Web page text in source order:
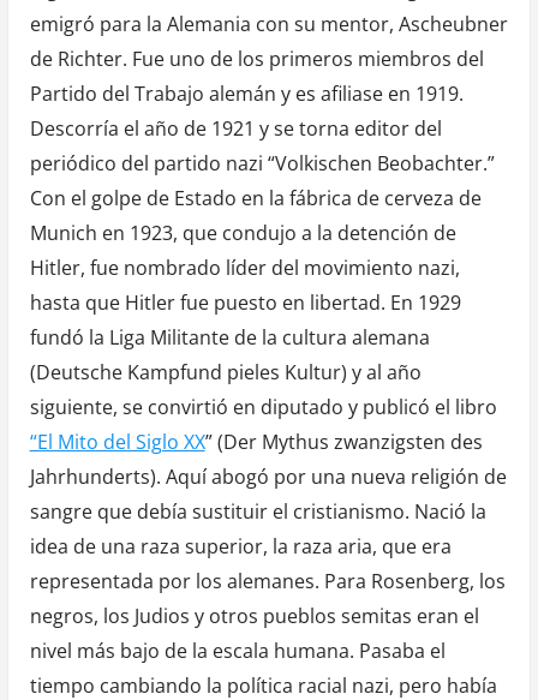
emigró para la Alemania con su mentor, Ascheubner
de Richter. Fue uno de los primeros miembros del
Partido del Trabajo alemán y es afiliase en 1919.
Descorría el año de 1921 y se torna editor del
periódico del partido nazi “Volkischen Beobachter.”
Con el golpe de Estado en la fábrica de cerveza de
Munich en 1923, que condujo a la detención de
Hitler, fue nombrado líder del movimiento nazi,
hasta que Hitler fue puesto en libertad. En 1929
fundó la Liga Militante de la cultura alemana
(Deutsche Kampfund pieles Kultur) y al año
siguiente, se convirtió en diputado y publicó el libro
“El Mito del Siglo XX” (Der Mythus zwanzigsten des
Jahrhunderts). Aquí abogó por una nueva religión de
sangre que debía sustituir el cristianismo. Nació la
idea de una raza superior, la raza aria, que era
representada por los alemanes. Para Rosenberg, los
negros, los Judios y otros pueblos semitas eran el
nivel más bajo de la escala humana. Pasaba el
tiempo cambiando la política racial nazi, pero había